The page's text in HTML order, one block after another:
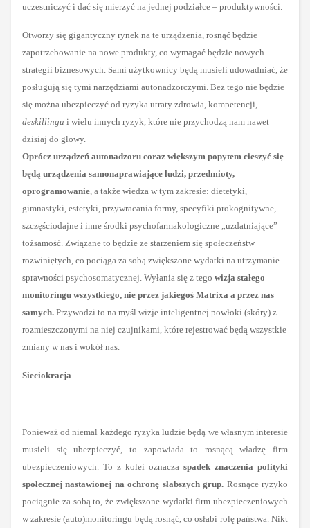
uczestniczyć i dać się mierzyć na jednej podziałce – produktywności.
Otworzy się gigantyczny rynek na te urządzenia, rosnąć będzie
zapotrzebowanie na nowe produkty, co wymagać będzie nowych
strategii biznesowych. Sami użytkownicy będą musieli udowadniać, że
posługują się tymi narzędziami autonadzorczymi. Bez tego nie będzie
się można ubezpieczyć od ryzyka utraty zdrowia, kompetencji,
deskillingu i wielu innych ryzyk, które nie przychodzą nam nawet
dzisiaj do głowy.
Oprócz urządzeń autonadzoru coraz większym popytem cieszyć się
będą urządzenia samonaprawiające ludzi, przedmioty,
oprogramowanie , a także wiedza w tym zakresie: dietetyki,
gimnastyki, estetyki, przywracania formy, specyfiki prokognitywne,
szczęściodajne i inne środki psychofarmakologiczne „uzdatniające”
tożsamość. Związane to będzie ze starzeniem się społeczeństw
rozwiniętych, co pociąga za sobą zwiększone wydatki na utrzymanie
sprawności psychosomatycznej. Wyłania się z tego wizja stałego
monitoringu wszystkiego, nie przez jakiegoś Matrixa a przez nas
samych. Przywodzi to na myśl wizje inteligentnej powłoki (skóry) z
rozmieszczonymi na niej czujnikami, które rejestrować będą wszystkie
zmiany w nas i wokół nas.
Sieciokracja
Ponieważ od niemal każdego ryzyka ludzie będą we własnym interesie
musieli się ubezpieczyć, to zapowiada to rosnącą władzę firm
ubezpieczeniowych. To z kolei oznacza spadek znaczenia polityki
społecznej nastawionej na ochronę słabszych grup. Rosnące ryzyko
pociągnie za sobą to, że zwiększone wydatki firm ubezpieczeniowych
w zakresie (auto)monitoringu będą rosnąć, co osłabi rolę państwa. Nikt